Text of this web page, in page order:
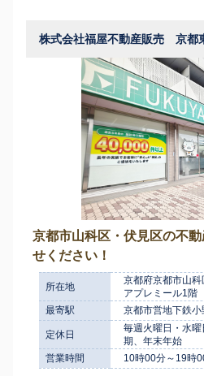
株式会社福屋不動産販売 京都
京都市山科区・伏見区の不
せください！
所在地
京都府京都市山
アプレミール1階
最寄駅
京都市営地下鉄小
定休日
毎週火曜日・水
期、年末年始
営業時間
10時00分～19時